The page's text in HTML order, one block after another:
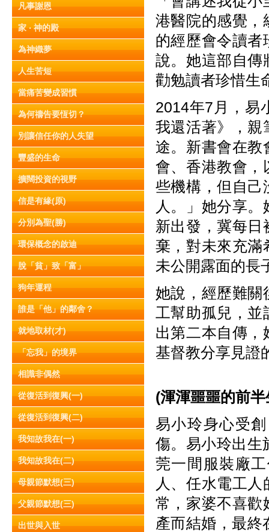
凡事謝恩
家 ‧ 神的殿
為神織夢
人生苦短
當痛苦變成習慣
為何禱告要恆切？
別讓信任你的人失望
豐盛的生命
擴闊投資的視野
信是有緣(原)
分別為聖(勝)
環保概念的啟迪
脫「貧」致「富」
狗年運程
誰是「他」的鄰舍？
就地取材(才)
「忘我」的境界
相識非偶然
從復活到復興(一)
從復活到復興(二)
我知故我在(一)
我知故我在(二)
母親節默想(三)
父親節默想(三)
出世與入世
港醫院的感覺，
的經歷會令讀者
說。她這部自傳
勸勉讀者珍惜生
2014年7月，易
我還活著》，親
途。新書會在教
會、香港教會，
些機構，但自己
人。」她分享
新出發，冀每日
棄，對未來充滿
未公開露面的長
她說，經歷難關
工幫助孤兒，並
出第二本自傳，
基督教分享見證
(渾渾噩噩的前半
易小玲身心受
傷。易小玲出生
莞一間服裝廠
人、任水電工
常，家婆不喜歡
產而結婚，最終